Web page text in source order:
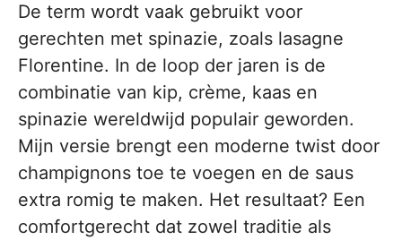
De term wordt vaak gebruikt voor
gerechten met spinazie, zoals lasagne
Florentine. In de loop der jaren is de
combinatie van kip, crème, kaas en
spinazie wereldwijd populair geworden.
Mijn versie brengt een moderne twist door
champignons toe te voegen en de saus
extra romig te maken. Het resultaat? Een
comfortgerecht dat zowel traditie als